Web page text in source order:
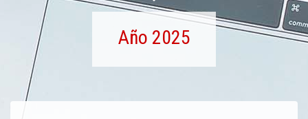
Año 2025